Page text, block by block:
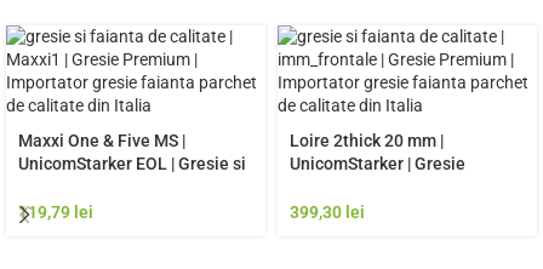
Maxxi One & Five MS |
UnicomStarker EOL | Gresie si
Italia | Model Gresie
119,79 lei
Loire 2thick 20 mm |
UnicomStarker | Gresie
Italia | Model Gresie
399,30 lei